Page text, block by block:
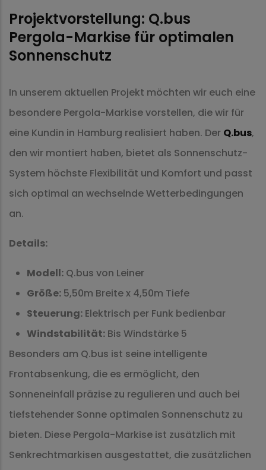
Projektvorstellung: Q.bus
Pergola-Markise für optimalen
Sonnenschutz
In unserem aktuellen Projekt möchten wir euch eine
besondere Pergola-Markise vorstellen, die wir für
eine Kundin in Hamburg realisiert haben. Der Q.bus,
den wir montiert haben, bietet als Sonnenschutz-
System höchste Flexibilität und Komfort und passt
sich optimal an wechselnde Wetterbedingungen
an.
Details:
Modell: Q.bus von Leiner
Größe: 5,50m Breite x 4,50m Tiefe
Steuerung: Elektrisch per Funk bedienbar
Windstabilität: Bis Windstärke 5
Besonders am Q.bus ist seine intelligente
Frontabsenkung, die es ermöglicht, den
Sonneneinfall präzise zu regulieren und auch bei
tiefstehender Sonne optimalen Sonnenschutz zu
bieten. Diese Pergola-Markise ist zusätzlich mit
Senkrechtmarkisen ausgestattet, die zusätzlichen